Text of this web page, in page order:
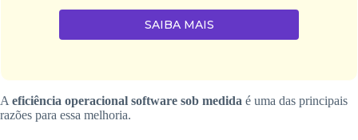
SAIBA MAIS
A eficiência operacional software sob medida é uma das principais
razões para essa melhoria.